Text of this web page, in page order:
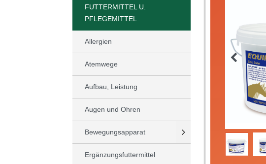
FUTTERMITTEL U.
PFLEGEMITTEL
Allergien
Atemwege
Aufbau, Leistung
Augen und Ohren
Bewegungsapparat
Ergänzungsfuttermittel